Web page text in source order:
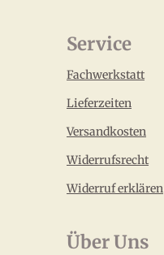
Service
Fachwerkstatt
Lieferzeiten
Versandkosten
Widerrufsrecht
Widerruf erklären
Über Uns